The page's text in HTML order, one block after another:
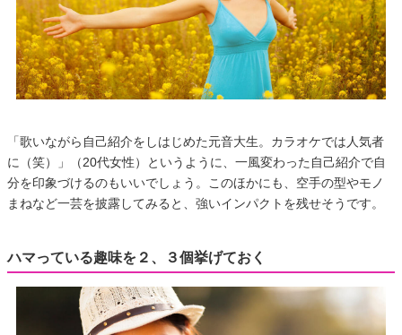
「歌いながら自己紹介をしはじめた元音大生。カラオケでは人気者
に（笑）」（20代女性）というように、一風変わった自己紹介で自
分を印象づけるのもいいでしょう。このほかにも、空手の型やモノ
まねなど一芸を披露してみると、強いインパクトを残せそうです。
ハマっている趣味を２、３個挙げておく